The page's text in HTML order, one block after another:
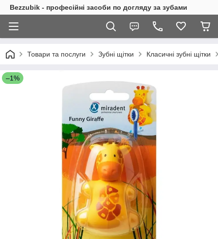
Bezzubik - професійні засоби по догляду за зубами
Товари та послуги Зубні щітки Класичні зубні щітки
–1%